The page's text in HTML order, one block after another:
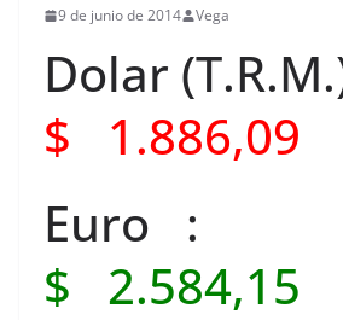
9 de junio de 2014 Vega
Dolar
$ 1.886,09
$ 2.584,15